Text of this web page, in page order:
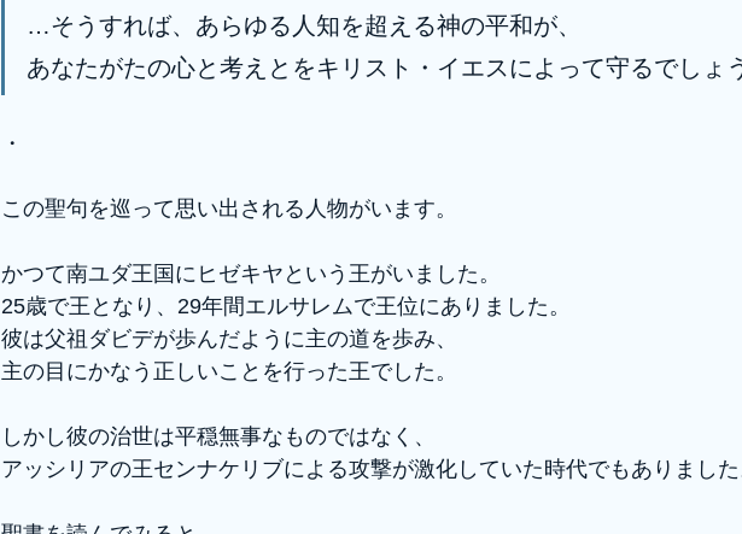
…そうすれば、あらゆる人知を超える神の平和が、
あなたがたの心と考えとをキリスト・イエスによって守るでしょ
・
この聖句を巡って思い出される人物がいます。
かつて南ユダ王国にヒゼキヤという王がいました。
25歳で王となり、29年間エルサレムで王位にありました。
彼は父祖ダビデが歩んだように主の道を歩み、
主の目にかなう正しいことを行った王でした。
しかし彼の治世は平穏無事なものではなく、
アッシリアの王センナケリブによる攻撃が激化していた時代でもありまし